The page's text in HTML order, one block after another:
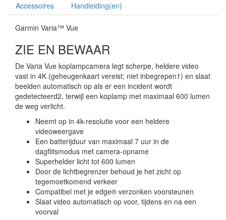
Accessoires
Handleiding(en)
Garmin Varia™ Vue
ZIE EN BEWAAR
De Varia Vue koplampcamera legt scherpe, heldere video
vast in 4K (geheugenkaart vereist; niet inbegrepen1) en slaat
beelden automatisch op als er een incident wordt
gedetecteerd2, terwijl een koplamp met maximaal 600 lumen
de weg verlicht.
Neemt op in 4k-resolutie voor een heldere
videoweergave
Een batterijduur van maximaal 7 uur in de
dagflitsmodus met camera-opname
Superhelder licht tot 600 lumen
Door de lichtbegrenzer behoud je het zicht op
tegemoetkomend verkeer
Compatibel met je edge® verzonken voorsteunen
Slaat video automatisch op voor, tijdens en na een
voorval